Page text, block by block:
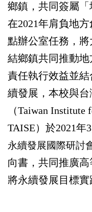
鄉鎮，共同簽屬
在2021年肩負地
點辦公室任務，
結鄉鎮共同推動地
責任執行效益並
續發展，本校與
（Taiwan Institute
TAISE）於2021年
永續發展國際研討
向書，共同推廣
將永續發展目標實